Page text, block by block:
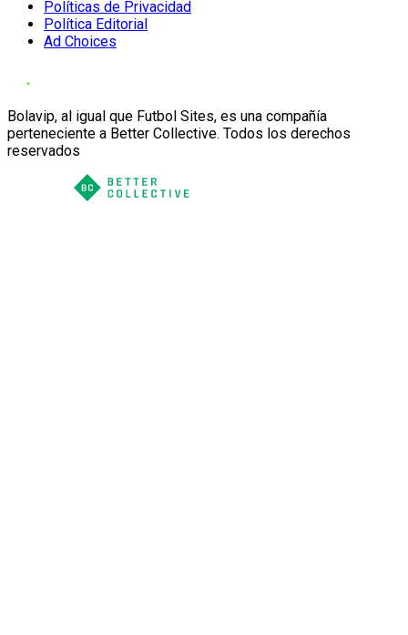
Políticas de Privacidad
Política Editorial
Ad Choices
Bolavip, al igual que Futbol Sites, es una compañía
perteneciente a Better Collective. Todos los derechos
reservados